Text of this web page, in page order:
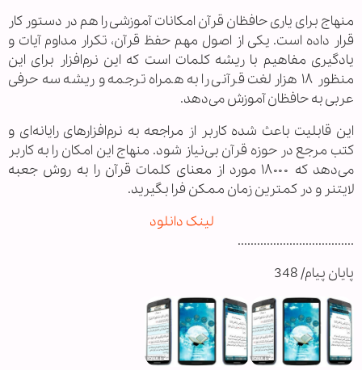
منهاج برای یاری حافظان قرآن امکانات آموزشی را هم در دستور کار
قرار داده است. یکی از اصول مهم حفظ قرآن، تکرار مداوم آیات و
یادگیری مفاهیم با ریشه کلمات است که این نرم‌افزار برای این
منظور ۱۸ هزار لغت قرآنی را به همراه ترجمه و ریشه سه حرفی
عربی به حافظان آموزش می‌دهد.
این قابلیت باعث شده کاربر از مراجعه به نرم‌افزار‌های رایانه‌ای و
کتب مرجع در حوزه قرآن بی‌نیاز شود. منهاج این امکان را به کاربر
می‌دهد که ۱۸۰۰۰ مورد از معنای کلمات قرآن را به روش جعبه
لایتنر و در کمترین زمان ممکن فرا بگیرید.
لینک دانلود
....................................
پایان پیام/ 348